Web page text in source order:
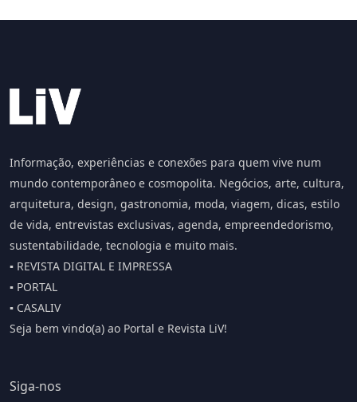
Informação, experiências e conexões para quem vive num
mundo contemporâneo e cosmopolita. Negócios, arte, cultura,
arquitetura, design, gastronomia, moda, viagem, dicas, estilo
de vida, entrevistas exclusivas, agenda, empreendedorismo,
sustentabilidade, tecnologia e muito mais.
▪️ REVISTA DIGITAL E IMPRESSA
▪️ PORTAL
▪️ CASALIV
Seja bem vindo(a) ao Portal e Revista LiV!
Siga-nos